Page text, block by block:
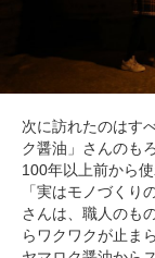
次に訪れたのはす
ク醤油」さんのも
100年以上前から
「実はモノづくり
さんは、職人のも
らワクワクが止ま